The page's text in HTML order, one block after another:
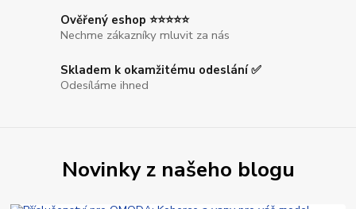
Ověřený eshop ⭐⭐⭐⭐⭐
Nechme zákazníky mluvit za nás
Skladem k okamžitému odeslání ✅
Odesíláme ihned
Novinky z našeho blogu